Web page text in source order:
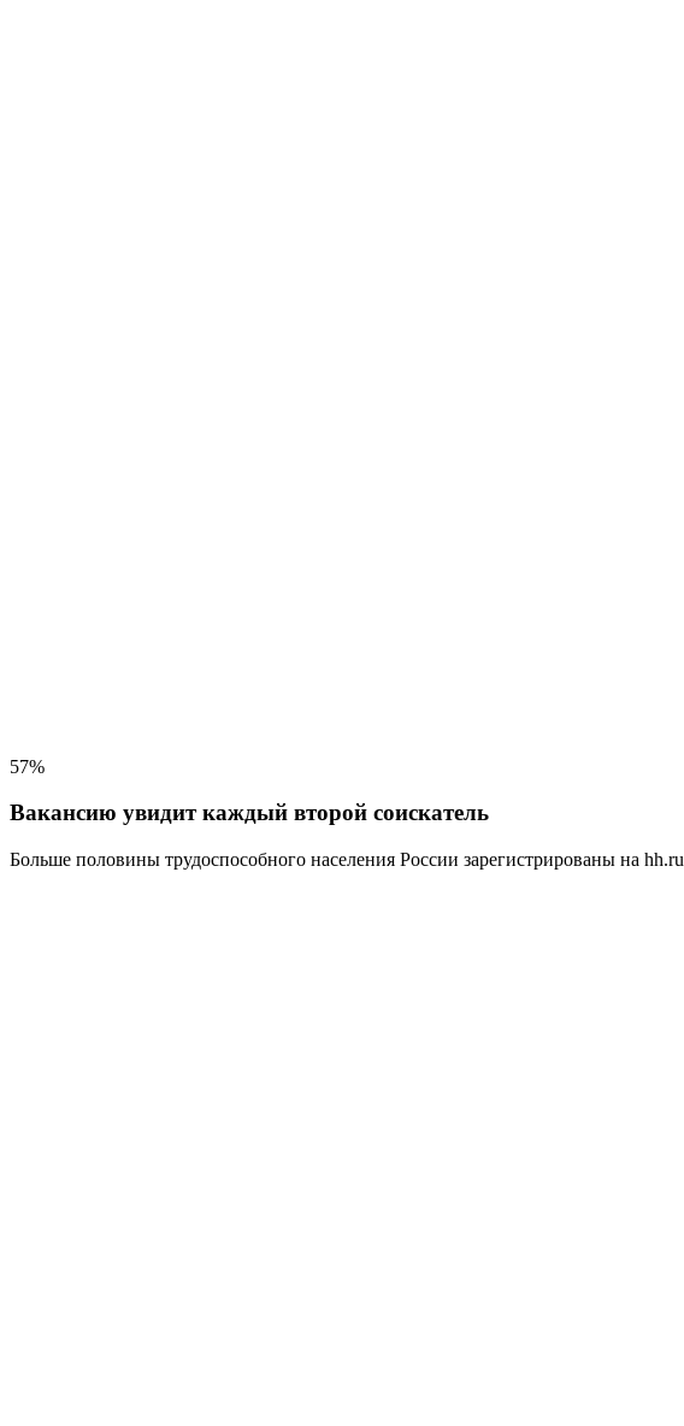
57%
Вакансию увидит каждый второй соискатель
Больше половины трудоспособного населения России зарегистрированы на hh.ru